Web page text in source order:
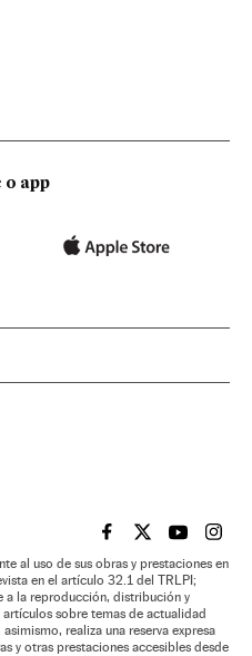
o app
EL PAÍS BRASIL EN
EL PAÍSEL PAÍS
EL
al uso de sus obras y prestaciones en
en el artículo 32.1 del TRLPI;
a la reproducción, distribución y
sobre temas de actualidad
realiza una reserva expresa
y otras prestaciones accesibles desde